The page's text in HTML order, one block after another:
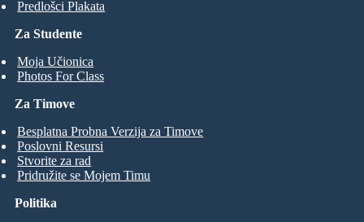
Za Studente
Moja Učionica
Photos For Class
Predlošci Plakata
Za Timove
Besplatna Probna Verzija za Timove
Poslovni Resursi
Stvorite za rad
Pridružite se Mojem Timu
Politika